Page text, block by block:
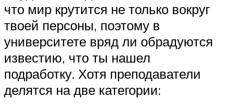
что мир крутится не только вокруг
твоей персоны, поэтому в
университете вряд ли обрадуются
известию, что ты нашел
подработку. Хотя преподаватели
делятся на две категории: